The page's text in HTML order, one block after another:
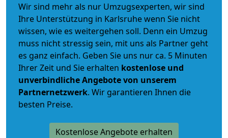
Wir sind mehr als nur Umzugsexperten, wir sind
Ihre Unterstützung in Karlsruhe wenn Sie nicht
wissen, wie es weitergehen soll. Denn ein Umzug
muss nicht stressig sein, mit uns als Partner geht
es ganz einfach. Geben Sie uns nur ca. 5 Minuten
Ihrer Zeit und Sie erhalten kostenlose und
unverbindlicheAngebote von unserem
Partnernetzwerk. Wir garantieren Ihnen die
besten Preise.
Kostenlose Angebote erhalten